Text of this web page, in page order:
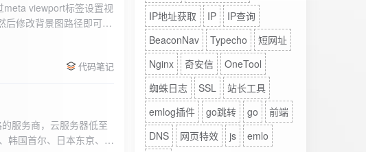
meta viewport标签设置视
后修改背景图路径即可。
代码笔记
韩国首尔、日本东京、美
IP地址获取
IP
IP查询
BeaconNav
Typecho
短网址
Nginx
奇安信
OneTool
蜘蛛日志
SSL
站长工具
emlog插件
go跳转 go
前端
DNS
网页特效 js
emlo